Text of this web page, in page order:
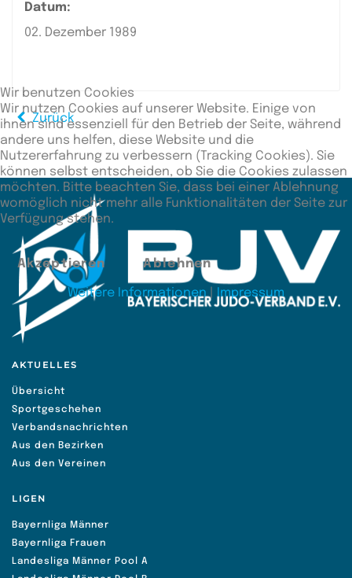
Datum:
02. Dezember 1989
Zurück
AKTUELLES
Übersicht
Sportgeschehen
Verbandsnachrichten
Aus den Bezirken
Aus den Vereinen
LIGEN
Bayernliga Männer
Bayernliga Frauen
Landesliga Männer Pool A
Wir benutzen Cookies
Wir nutzen Cookies auf unserer Website. Einige von
ihnen sind essenziell für den Betrieb der Seite, während
andere uns helfen, diese Website und die
Nutzererfahrung zu verbessern (Tracking Cookies). Sie
können selbst entscheiden, ob Sie die Cookies zulassen
möchten. Bitte beachten Sie, dass bei einer Ablehnung
womöglich nicht mehr alle Funktionalitäten der Seite zur
Verfügung stehen.
Akzeptieren Ablehnen
Weitere Informationen| Impressum